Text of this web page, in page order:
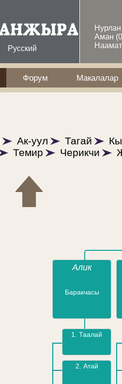
Русский
Аман
Форум Макалалар
Ак-уул Тагай
Темир Черикчи
Алик
Баракчасы
1. Таалай
2. Атай